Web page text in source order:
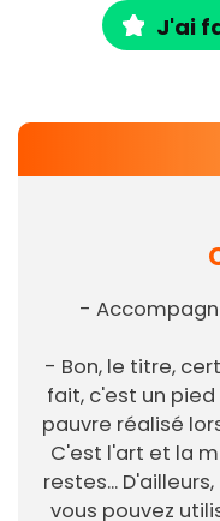
J'ai
-
- Bon, le titre,
fait, c'est un
pauvre réalisé
C'est l'art et la
restes...
vous pouvez